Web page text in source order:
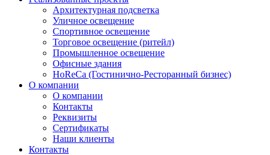
Архитектурная подсветка
Уличное освещение
Спортивное освещение
Торговое освещение (ритейл)
Промышленное освещение
Офисные здания
HoReCa (Гостинично-Ресторанный бизнес)
О компании
О компании
Контакты
Реквизиты
Сертификаты
Наши клиенты
Контакты